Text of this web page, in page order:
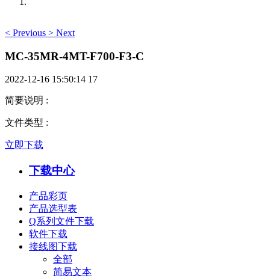
< Previous > Next
MC-35MR-4MT-F700-F3-C
2022-12-16 15:50:14 17
简要说明 :
文件类型 :
立即下载
下载中心
产品彩页
产品选型表
Q系列文件下载
软件下载
接线图下载
全部
简易文本